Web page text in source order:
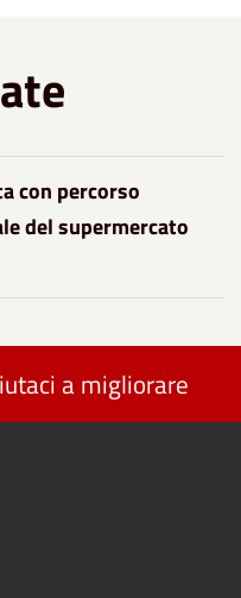
con percorso
del supermercato
a migliorare